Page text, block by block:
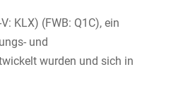
KLX) (FWB: Q1C), ein
und
wurden und sich in